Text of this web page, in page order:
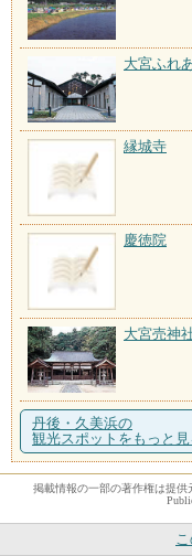
大宮ふれ
縁城寺
慶徳院
大宮売神
丹後・久美浜の
観光スポットをもっと見
掲載情報の一部の著作権は提供